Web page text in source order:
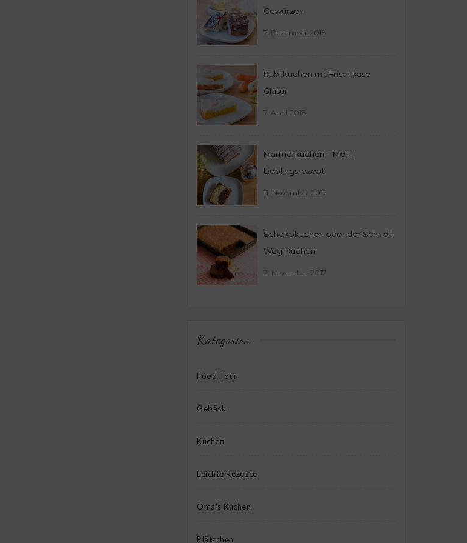
Gewürzen
7. Dezember 2018
Rüblikuchen mit Frischkäse
Glasur
7. April 2018
Marmorkuchen – Mein
Lieblingsrezept
11. November 2017
Schokokuchen oder der Schnell-
Weg-Kuchen
2. November 2017
Kategorien
Food Tour
Gebäck
Kuchen
Leichte Rezepte
Oma's Kuchen
Plätzchen